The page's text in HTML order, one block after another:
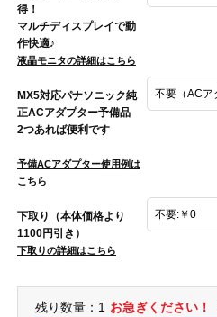
得！
マルチディスプレイで動
作快適♪
液晶モニタの詳細はこちら
MX5対応パナソニック純
正ACアダプター予備品
2つあれば便利です
予備ACアダプター使用例は
こちら
下取り（本体価格より
1100円引き）
下取りの詳細はこちら
残り数量：1 お急ぎください！